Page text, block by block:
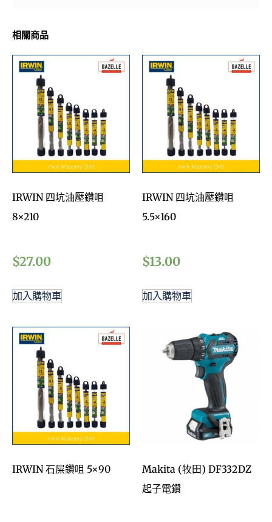
相關商品
IRWIN 四坑油壓鑽咀
8×210
$27.00
加入購物車
IRWIN 四坑油壓鑽咀
5.5×160
$13.00
加入購物車
IRWIN 石屎鑽咀 5×90
Makita (牧田) DF332DZ
起子電鑽